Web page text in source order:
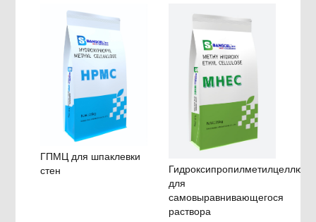
ГПМЦ для шпаклевки
стен
для
самовыравнивающегося
раствора